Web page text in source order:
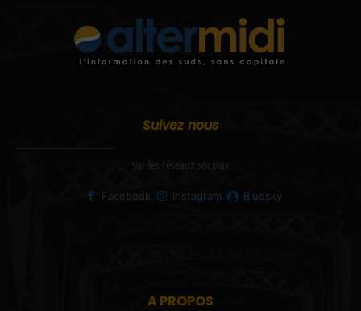
Suivez nous
sur les réseaux sociaux
Facebook Instagram Bluesky
A PROPOS